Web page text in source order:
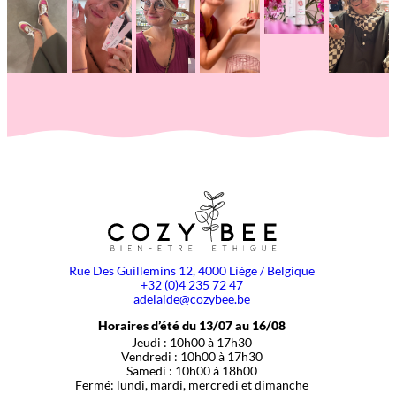
Rue Des Guillemins 12, 4000 Liège / Belgique
+32 (0)4 235 72 47
adelaide@cozybee.be
Horaires d’été du 13/07 au 16/08
Jeudi : 10h00 à 17h30
Vendredi : 10h00 à 17h30
Samedi : 10h00 à 18h00
Fermé: lundi, mardi, mercredi et dimanche